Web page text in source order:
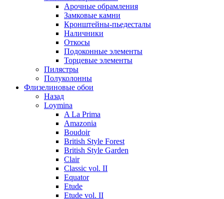
Арочные обрамления
Замковые камни
Кронштейны-пьедесталы
Наличники
Откосы
Подоконные элементы
Торцевые элементы
Пилястры
Полуколонны
Флизелиновые обои
Назад
Loymina
A La Prima
Amazonia
Boudoir
British Style Forest
British Style Garden
Clair
Classic vol. II
Equator
Etude
Etude vol. II